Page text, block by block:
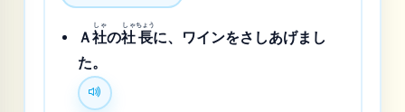
Ａ社
しゃ
の社
しゃ
長
ちょう
に、ワインをさしあげまし
た。